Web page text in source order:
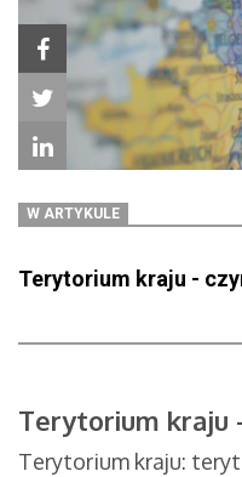
W ARTYKULE
Terytorium kraju -
Terytorium kraju
Terytorium kraju: